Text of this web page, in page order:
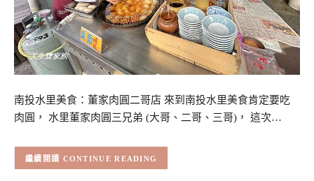
南投水里美食：董家肉圓二哥店 來到南投水里美食肯定要吃
肉圓， 水里董家肉圓三兄弟 (大哥、二哥、三哥)， 這次…
CONTINUE READING